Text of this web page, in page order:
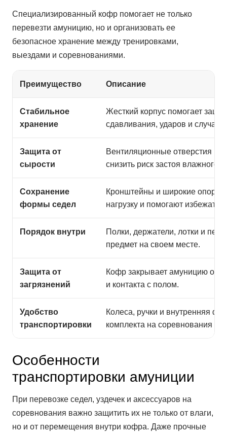
Специализированный кофр помогает не только
перевезти амуницию, но и организовать ее
безопасное хранение между тренировками,
выездами и соревнованиями.
Преимущество Описание
Стабильное
хранение
Жесткий корпус помогает
сдавливания, ударов и
Защита от
сырости
Вентиляционные отверстия и
снизить риск застоя влажного
Сохранение
формы седел
Кронштейны и широкие
нагрузку и помогают избежать
Порядок внутри
Полки, держатели, лотки и
предмет на своем месте.
Защита от
загрязнений
Кофр закрывает амуницию от
и контакта с полом.
Удобство
транспортировки
Колеса, ручки и внутренняя
комплекта на соревнования и
Особенности
транспортировки амуниции
При перевозке седел, уздечек и аксессуаров на
соревнования важно защитить их не только от влаги,
но и от перемещения внутри кофра. Даже прочные